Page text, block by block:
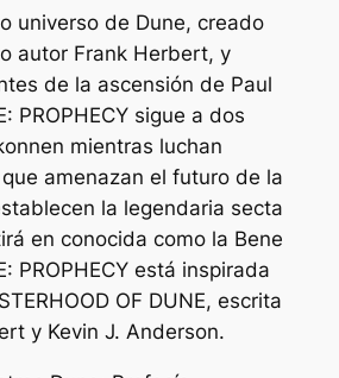
universo de Dune, creado
autor Frank Herbert, y
de la ascensión de Paul
PROPHECY sigue a dos
mientras luchan
amenazan el futuro de la
la legendaria secta
en conocida como la Bene
PROPHECY está inspirada
OF DUNE, escrita
y Kevin J. Anderson.